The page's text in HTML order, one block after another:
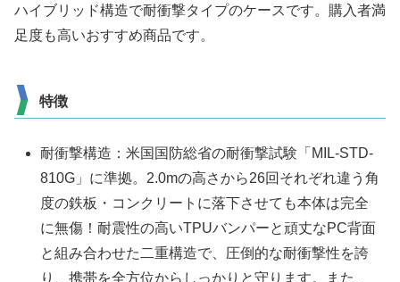
ハイブリッド構造で耐衝撃タイプのケースです。購入者満
足度も高いおすすめ商品です。
特徴
耐衝撃構造：米国国防総省の耐衝撃試験「MIL-STD-
810G」に準拠。2.0mの高さから26回それぞれ違う角
度の鉄板・コンクリートに落下させても本体は完全
に無傷！耐震性の高いTPUバンパーと頑丈なPC背面
と組み合わせた二重構造で、圧倒的な耐衝撃性を誇
り、携帯を全方位からしっかりと守ります。また、